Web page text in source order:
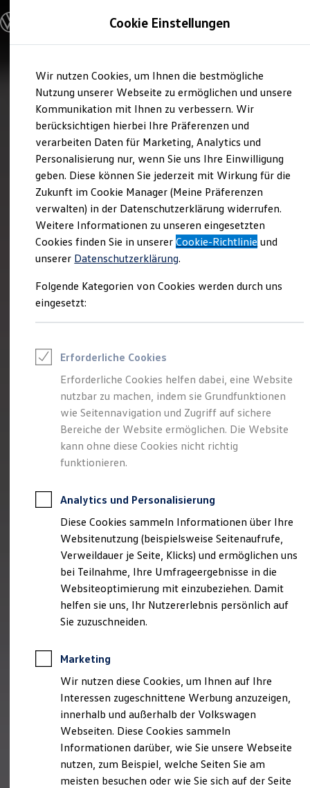
Hauptinhalt
springen
Footer
springen
Modelle und Konfigurator
Konfigurator
Modelle vergleichen
Elektroautos
ENERGY Sondermodelle
Nutzfahrzeuge
SUV und CUV
Familienautos
Kombis
Kompaktwagen
Sportwagen
Schnell verfügbare Fahrzeuge
Angebote und Produkte
Aktuelle Angebote
E-Auto-Förderung
Volkswagen Marktplatz
Die ENERGY Sondermodelle
Junge Gebrauchtwagen und Gebrauchtwagen
Volkswagen Zertifizierte Gebrauchtwagen
Elektromobilität bei Gebrauchtwagen
Zubehör- und Serviceangebote
Saisonangebote
Gebrauchtwagen Leasing
Elektroauto Leasing
Kleinwagen-Leasing
Leasing ohne Anzahlung
Finanzierung
Autokredit mit Schlussrate
Versicherungen und Garantien
Kfz-Versicherung
Restschuldversicherungen
Geschäftskunden
Professional Class bei Volkswagen
Großkunden
Behörden
Direktkunden
Sonderfahrzeuge
Anpfiff zum Gewinn
Elektromobilität
Elektroautos
ID. Tutorials
Elektrofahrzeugkonzepte
Reichweite
Reichweite der ID. Modelle
Reichweite im Winter
Laden
Laden unterwegs
Laden Zuhause
Ladezeitensimulator
Batterie
Sicherheit
Cookie Einstellungen
Wir nutzen Cookies, um Ihnen die bestmögliche
Nutzung unserer Webseite zu ermöglichen und unsere
Kommunikation mit Ihnen zu verbessern. Wir
berücksichtigen hierbei Ihre Präferenzen und
verarbeiten Daten für Marketing, Analytics und
Personalisierung nur, wenn Sie uns Ihre Einwilligung
geben. Diese können Sie jederzeit mit Wirkung für die
Zukunft im Cookie Manager (Meine Präferenzen
verwalten) in der Datenschutzerklärung widerrufen.
Weitere Informationen zu unseren eingesetzten
Cookies finden Sie in unsererCookie-Richtlinie und
unserer Datenschutzerklärung.
Folgende Kategorien von Cookies werden durch uns
eingesetzt:
Erforderliche Cookies
Erforderliche Cookies helfen dabei, eine Website
nutzbar zu machen, indem sie Grundfunktionen
wie Seitennavigation und Zugriff auf sichere
Bereiche der Website ermöglichen. Die Website
kann ohne diese Cookies nicht richtig
funktionieren.
Analytics und Personalisierung
Diese Cookies sammeln Informationen über Ihre
Websitenutzung (beispielsweise Seitenaufrufe,
Verweildauer je Seite, Klicks) und ermöglichen uns
bei Teilnahme, Ihre Umfrageergebnisse in die
Websiteoptimierung mit einzubeziehen. Damit
helfen sie uns, Ihr Nutzererlebnis persönlich auf
Sie zuzuschneiden.
Marketing
Wir nutzen diese Cookies, um Ihnen auf Ihre
Interessen zugeschnittene Werbung anzuzeigen,
innerhalb und außerhalb der Volkswagen
Webseiten. Diese Cookies sammeln
Informationen darüber, wie Sie unsere Webseite
nutzen, zum Beispiel, welche Seiten Sie am
meisten besuchen oder wie Sie sich auf der Seite